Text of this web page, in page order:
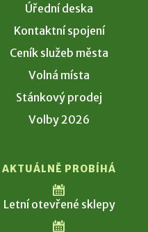
Úřední deska
Kontaktní spojení
Ceník služeb města
Volná místa
Stánkový prodej
Volby 2026
AKTUÁLNĚ PROBÍHÁ
Letní otevřené sklepy